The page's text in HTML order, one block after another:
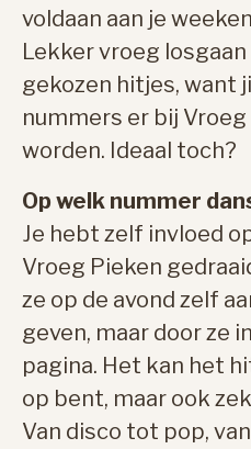
voldaan aan je
Lekker vroeg losgaan
gekozen hitjes, want
nummers er bij
worden. Ideaal toch?
Op welk nummer
Je hebt zelf invloed
Vroeg Pieken
ze op de avond zelf
geven, maar door ze
pagina. Het kan het
op bent, maar ook
Van disco tot pop,